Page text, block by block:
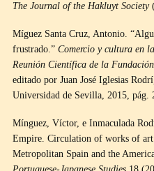
The Journal of the Hakluyt Society
Míguez Santa Cruz, Antonio.
frustrado.” Comercio y cultura en
Reunión Científica de la
editado por Juan José Iglesias
Universidad de Sevilla, 2015, pág.
Mínguez, Víctor, e Inmaculada
Empire. Circulation of works of
Metropolitan Spain and the